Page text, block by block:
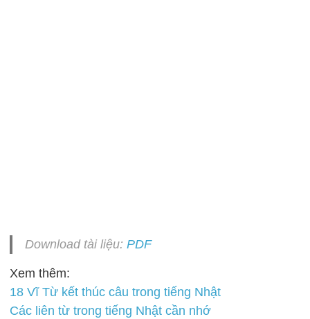
Download tài liệu:PDF
Xem thêm:
18 Vĩ Từ kết thúc câu trong tiếng Nhật
Các liên từ trong tiếng Nhật cần nhớ